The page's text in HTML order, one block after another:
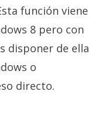
función viene
8 pero con
disponer de ella
o
directo.